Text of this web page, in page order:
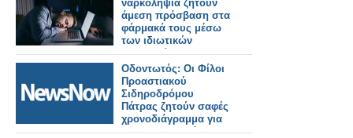
υπουργείο.
ναρκοληψία ζητούν
άμεση πρόσβαση στα
φάρμακά τους μέσω
των ιδιωτικών
φαρμακείων
Οδοντωτός: Οι Φίλοι
Προαστιακού
Σιδηροδρόμου
Πάτρας ζητούν σαφές
χρονοδιάγραμμα για
την επαναξιολόγηση